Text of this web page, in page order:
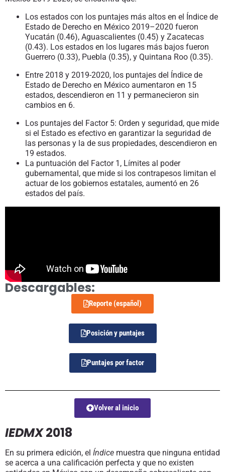
Los estados con los puntajes más altos en el Índice de
Estado de Derecho en México 2019–2020 fueron
Yucatán (0.46), Aguascalientes (0.45) y Zacatecas
(0.43). Los estados en los lugares más bajos fueron
Guerrero (0.33), Puebla (0.35), y Quintana Roo (0.35).
Entre 2018 y 2019-2020, los puntajes del Índice de
Estado de Derecho en México aumentaron en 15
estados, descendieron en 11 y permanecieron sin
cambios en 6.
Los puntajes del Factor 5: Orden y seguridad, que mide
si el Estado es efectivo en garantizar la seguridad de
las personas y la de sus propiedades, descendieron en
19 estados.
La puntuación del Factor 1, Límites al poder
gubernamental, que mide si los contrapesos limitan el
actuar de los gobiernos estatales, aumentó en 26
estados del país.
Descargables:
Reporte (español)
Posición y puntajes
Puntajes por factor
Volver al inicio
IEDMX2018
En su primera edición, el Índice muestra que ninguna entidad
se acerca a una calificación perfecta y que no existen